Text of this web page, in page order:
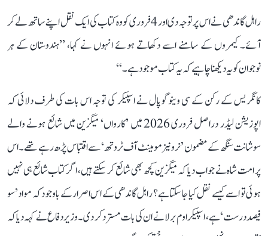
راہل گاندھی نے اس پر توجہ دی اور 4 فروری کو وہ کتاب کی ایک نقل اپنے ساتھ لے کر
آئے۔ کیمروں کے سامنے اسے دکھاتے ہوئے انہوں نے کہا، ’’ہندوستان کے ہر
نوجوان کو یہ دیکھنا چاہیے کہ یہ کتاب موجود ہے۔‘‘
کانگریس کے رکن کے سی وینوگوپال نے اسپیکر کی توجہ اس بات کی طرف دلائی کہ
اپوزیشن لیڈر دراصل فروری 2026 میں ’کارواں‘ میگزین میں شائع ہونے والے
سوشانت سنگھ کے مضمون ’نرونیز مومینٹ آف ٹروتھ‘ سے اقتباس پڑھ رہے تھے۔ اس
پر امت شاہ نے جواب دیا کہ میگزین کچھ بھی شائع کر سکتے ہیں، اگر کتاب شائع ہی نہیں
ہوئی تو اسے کیسے نقل کیا جا سکتا ہے؟ راہل گاندھی کے اس اصرار کے باوجود کہ مواد ’سو
فیصد درست‘ ہے، اسپیکر اوم برلا نے ان کی بات مسترد کر دی۔ وزیر دفاع نے کہہ دیا کہ